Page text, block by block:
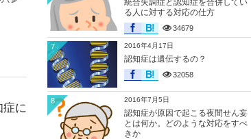
症に
統合失調症と認知症を合併してい
る人に対する対応の仕方
34679
2016年4月17日
認知症は遺伝するの？
32058
7
2016年7月5日
認知症が原因で起こる夜間せん妄
とは何か。どのような対応をすべ
きか
8